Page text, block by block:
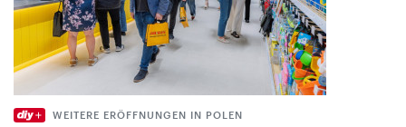
WEITERE ERÖFFNUNGEN IN POLEN